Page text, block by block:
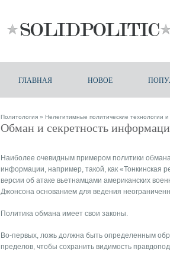
ГЛАВНАЯ НОВОЕ
Политология » Нелегитимные политические технологии
Обман и секретность
Наиболее очевидным примером политики
информации, например, такой, как «Тонкинская
версии об атаке вьетнамцами американских
Джонсона основанием для ведения
Политика обмана имеет свои законы.
Во-первых, ложь должна быть определенным
пределов, чтобы сохранить видимость